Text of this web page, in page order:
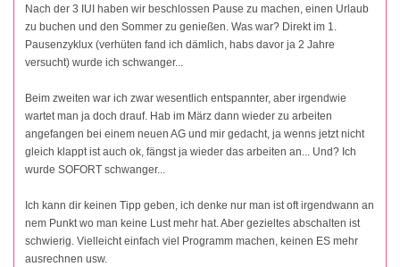
Nach der 3 IUI haben wir beschlossen Pause zu machen, einen Urlaub
zu buchen und den Sommer zu genießen. Was war? Direkt im 1.
Pausenzyklux (verhüten fand ich dämlich, habs davor ja 2 Jahre
versucht) wurde ich schwanger...
Beim zweiten war ich zwar wesentlich entspannter, aber irgendwie
wartet man ja doch drauf. Hab im März dann wieder zu arbeiten
angefangen bei einem neuen AG und mir gedacht, ja wenns jetzt nicht
gleich klappt ist auch ok, fängst ja wieder das arbeiten an... Und? Ich
wurde SOFORT schwanger...
Ich kann dir keinen Tipp geben, ich denke nur man ist oft irgendwann an
nem Punkt wo man keine Lust mehr hat. Aber gezieltes abschalten ist
schwierig. Vielleicht einfach viel Programm machen, keinen ES mehr
ausrechnen usw.